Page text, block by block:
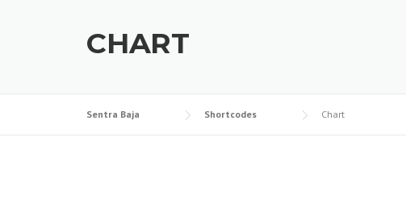
CHART
Sentra Baja Shortcodes Chart